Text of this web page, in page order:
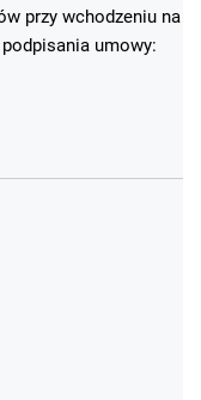
przy wchodzeniu na
umowy: